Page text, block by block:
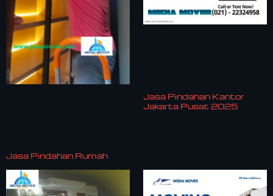
Jasa Pindahan Rumah
Jasa Pindahan Kantor
Jakarta Pusat 2025